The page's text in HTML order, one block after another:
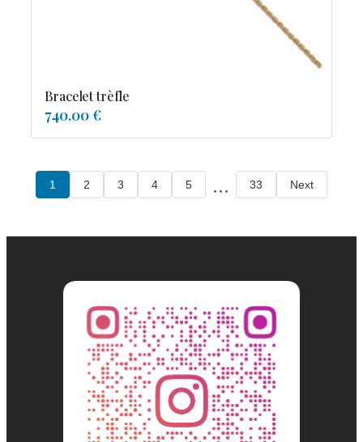
Bracelet trèfle
740.00 €
1 2 3 4 5 ... 33 Next